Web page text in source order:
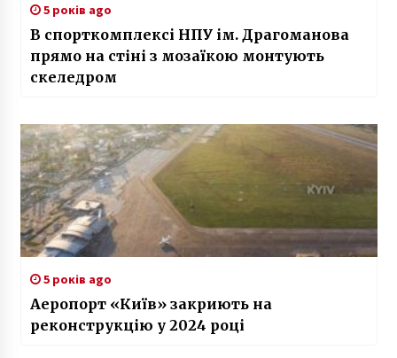
5 років ago
В спорткомплексі НПУ ім. Драгоманова
прямо на стіні з мозаїкою монтують
скеледром
5 років ago
Аеропорт «Київ» закриють на
реконструкцію у 2024 році